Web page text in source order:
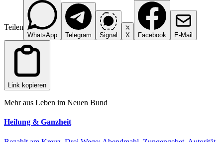
Teilen
WhatsApp Telegram Signal X Facebook E-Mail
Link kopieren
Mehr aus Leben im Neuen Bund
Heilung & Ganzheit